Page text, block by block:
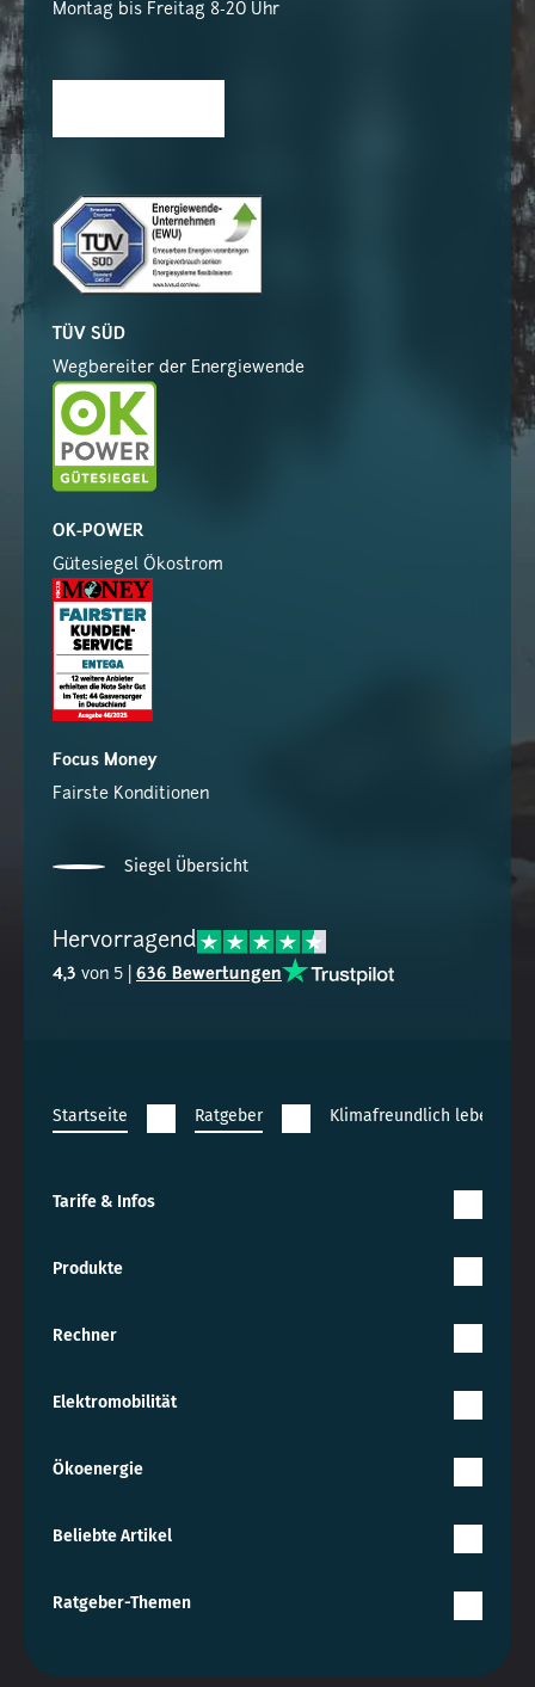
Montag bis Freitag 8-20 Uhr
TÜV SÜD
Wegbereiter der Energiewende
OK-POWER
Gütesiegel Ökostrom
Focus Money
Fairste Konditionen
Siegel Übersicht
Hervorragend
4,3 von 5 | 636 Bewertungen
Startseite Ratgeber Klimafreundlich leben
Tarife & Infos
Produkte
Rechner
Elektromobilität
Ökoenergie
Beliebte Artikel
Ratgeber-Themen